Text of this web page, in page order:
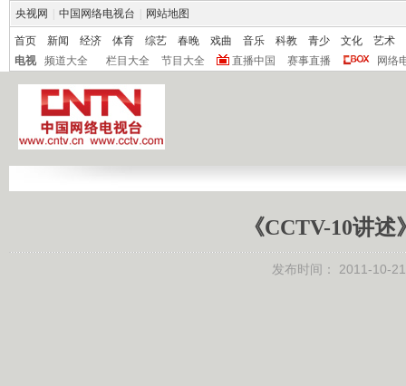
央视网 中国网络电视台 网站地图
首页 新闻 经济 体育 综艺 春晚 戏曲 音乐 科教 青少 文化
艺术
电视
频道大全 栏目大全 节目大全 直播中国 赛事直播 网络
《CCTV-10讲
发布时间： 2011-10-